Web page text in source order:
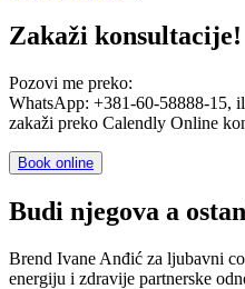
Zakaži konsultacije!
Pozovi me preko:
WhatsApp: +381-60-58888-15,
zakaži preko Calendly Online
Book online
Budi njegova a
Brend Ivane Anđić za ljubavni
energiju i zdravije partnerske